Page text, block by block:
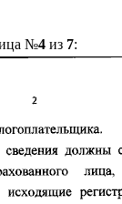
№4из 7: